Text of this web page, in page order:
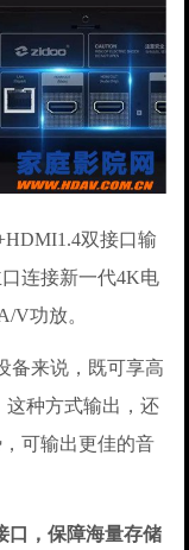
双接口输
连接新一代4K电
V功放。
来说，既可享高
这种方式输出，还
可输出更佳的音
口，保障海量存储